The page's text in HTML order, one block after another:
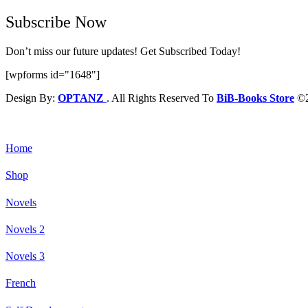
Subscribe Now
Don’t miss our future updates! Get Subscribed Today!
[wpforms id="1648"]
Design By: OPTANZ . All Rights Reserved To BiB-Books Store
Home
Shop
Novels
Novels 2
Novels 3
French